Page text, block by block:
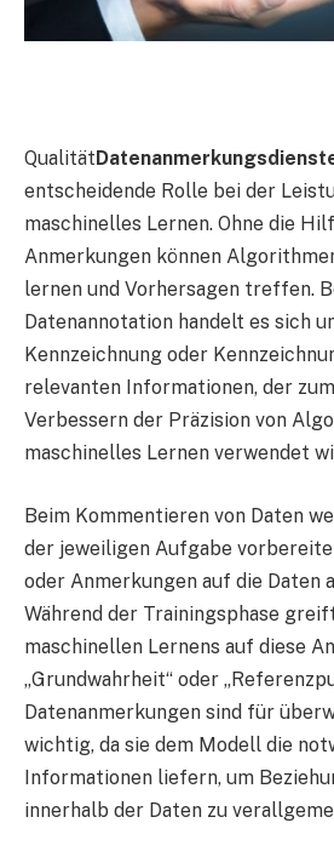
Qualität
entscheidende Rolle bei der
maschinelles Lernen. Ohne die
Anmerkungen können
lernen und Vorhersagen treffen.
Datenannotation handelt es sich
Kennzeichnung oder
relevanten Informationen, der
Verbessern der Präzision von
maschinelles Lernen verwendet
Beim Kommentieren von Daten
der jeweiligen Aufgabe
oder Anmerkungen auf die Daten
Während der Trainingsphase
maschinellen Lernens auf diese
„Grundwahrheit“ oder
Datenanmerkungen sind für
wichtig, da sie dem Modell die
Informationen liefern, um
innerhalb der Daten zu